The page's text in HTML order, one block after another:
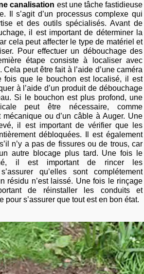
canalisation est une tâche fastidieuse
Il s’agit d’un processus complexe qui
et des outils spécialisés. Avant de
il est important de déterminer la
cela peut affecter le type de matériel et
Pour effectuer un débouchage des
étape consiste à localiser avec
peut être fait à l’aide d’une caméra
fois que le bouchon est localisé, il est
à l’aide d’un produit de débouchage
Si le bouchon est plus profond, une
peut être nécessaire, comme
mécanique ou d’un câble à Auger. Une
il est important de vérifier que les
débloquées. Il est également
n’y a pas de fissures ou de trous, car
autre blocage plus tard. Une fois le
il est important de rincer les
qu’elles sont complétement
résidu n’est laissé. Une fois le rinçage
de réinstaller les conduits et
pour s’assurer que tout est en bon état.